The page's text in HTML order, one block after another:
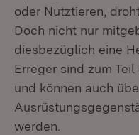
oder Nutztieren,
Doch nicht nur
diesbezüglich eine
Erreger sind zum
und können auch
werden.